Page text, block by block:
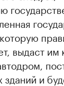
выдаст им
и